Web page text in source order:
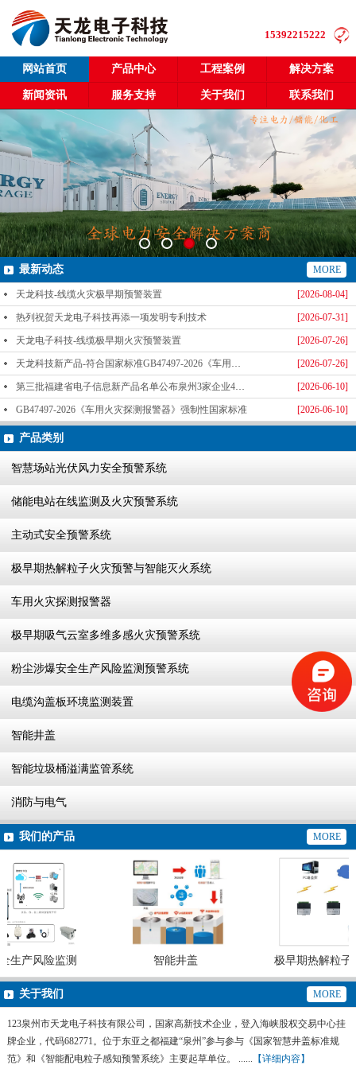
15392215222
网站首页 产品中心 工程案例 解决方案
新闻资讯 服务支持 关于我们 联系我们
最新动态 MORE
[2026-08-04]
天龙科技-线缆火灾极早期预警装置
[2026-07-31]
热列祝贺天龙电子科技再添一项发明专利技术
[2026-07-26]
天龙电子科技-线缆极早期火灾预警装置
[2026-07-26]
天龙科技新产品-符合国家标准GB47497-2026《车用火灾探测报警器》标准发布
[2026-06-10]
第三批福建省电子信息新产品名单公布泉州3家企业4款产品成功入选-泉州天龙科技
[2026-06-10]
GB47497-2026《车用火灾探测报警器》强制性国家标准
产品类别
智慧场站光伏风力安全预警系统
储能电站在线监测及火灾预警系统
主动式安全预警系统
极早期热解粒子火灾预警与智能灭火系统
车用火灾探测报警器
极早期吸气云室多维多感火灾预警系统
粉尘涉爆安全生产风险监测预警系统
电缆沟盖板环境监测装置
智能井盖
智能垃圾桶溢满监管系统
消防与电气
我们的产品 MORE
产风险监测
统
智能井盖
极早期热解粒子
灭火
关于我们
MORE
123泉州市天龙电子科技有限公司，国家高新技术企业，登入海峡股权交易中心挂
牌企业，代码682771。位于东亚之都福建“泉州”参与参与《国家智慧井盖标准规
范》和《智能配电粒子感知预警系统》主要起草单位。 ...... 【详细内容】